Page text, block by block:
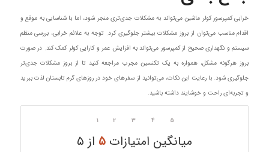
خرابی کمپرسور کولر ماشین می‌تواند به مشکلات جدی‌تری منجر شود، اما با شناسایی به موقع و
اقدام مناسب می‌توان از بروز مشکلات بیشتر جلوگیری کرد. توجه به علائم خرابی، بررسی منظم
سیستم و نگهداری صحیح از کمپرسور می‌تواند به افزایش عمر و کارایی کولر کمک کند. در صورت
بروز هرگونه مشکل، همواره به یک تکنسین مجرب مراجعه کنید تا از بروز مشکلات جدی‌تر
جلوگیری شود. با رعایت این نکات، می‌توانید از سفرهای خود در روزهای گرم تابستان لذت ببرید
و تجربه‌ای راحت و خوشایند داشته باشید.
۱ ۲ ۳ ۴ ۵
میانگین امتیازات ۵ از ۵